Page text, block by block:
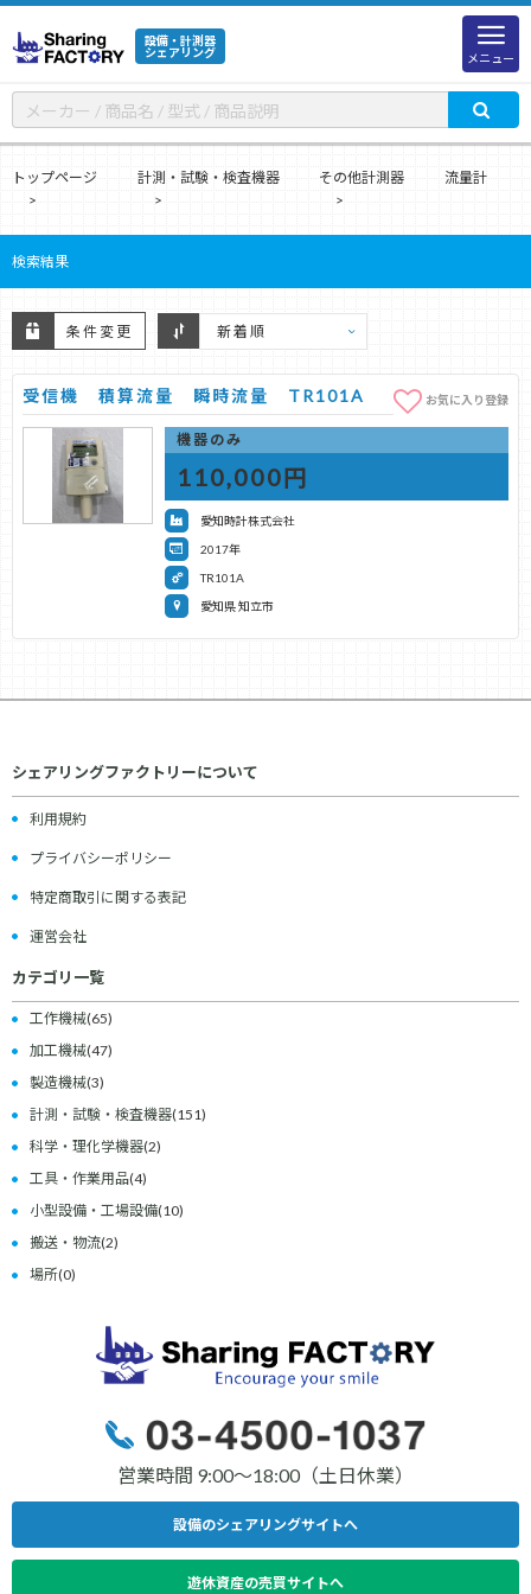
設備・計測器
シェアリング
メニュー
トップページ 計測・試験・検査機器 その他計測器 流量計
検索結果
条件変更
受信機 積算流量 瞬時流量 TR101A お気に入り登録
機器のみ
110,000円
愛知時計株式会社
2017年
TR101A
愛知県 知立市
営業時間 9:00〜18:00（土日休業）
設備のシェアリングサイトへ
遊休資産の売買サイトへ
シェアリングファクトリーについて
利用規約
プライバシーポリシー
特定商取引に関する表記
運営会社
カテゴリ一覧
工作機械(65)
加工機械(47)
製造機械(3)
計測・試験・検査機器(151)
科学・理化学機器(2)
工具・作業用品(4)
小型設備・工場設備(10)
搬送・物流(2)
場所(0)